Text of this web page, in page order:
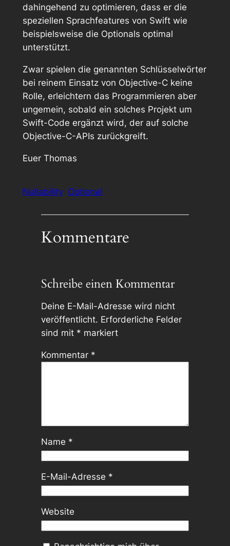
dahingehend zu optimieren, dass er die
speziellen Sprachfeatures von Swift wie
beispielsweise die Optionals optimal
unterstützt.
Zwar spielen die genannten Schlüsselwörter
bei reinem Einsatz von Objective-C keine
Rolle, erleichtern das Programmieren aber
ungemein, sobald ein solches Projekt um
Swift-Code ergänzt wird, der auf solche
Objective-C-APIs zurückgreift.
Euer Thomas
Nullability Optional
Kommentare
Schreibe einen Kommentar
Deine E-Mail-Adresse wird nicht
veröffentlicht. Erforderliche Felder
sind mit * markiert
Kommentar *
Name *
E-Mail-Adresse *
Website